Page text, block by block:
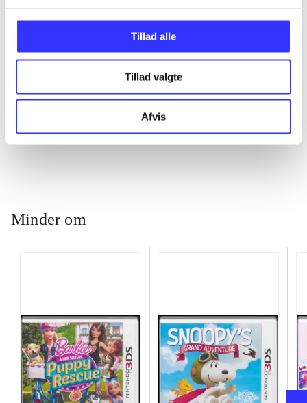
Tillad alle
Tillad valgte
Afvis
Minder om